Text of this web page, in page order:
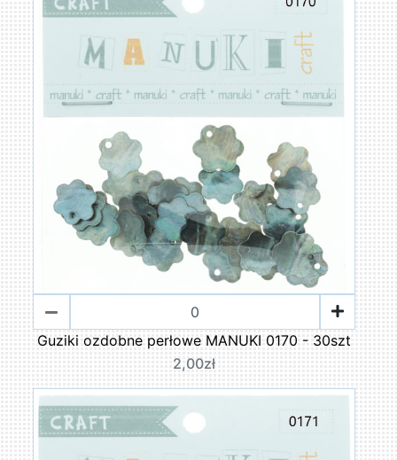
Guziki ozdobne perłowe MANUKI 0170 - 30szt
2,00zł